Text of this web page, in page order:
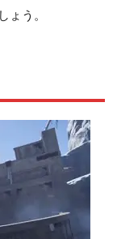
ょう。